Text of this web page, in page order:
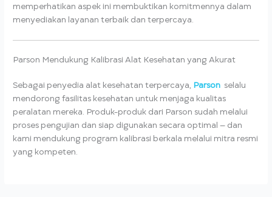
memperhatikan aspek ini membuktikan komitmennya dalam
menyediakan layanan terbaik dan terpercaya.
Parson Mendukung Kalibrasi Alat Kesehatan yang Akurat
Sebagai penyedia alat kesehatan terpercaya, Parson selalu
mendorong fasilitas kesehatan untuk menjaga kualitas
peralatan mereka. Produk-produk dari Parson sudah melalui
proses pengujian dan siap digunakan secara optimal — dan
kami mendukung program kalibrasi berkala melalui mitra resmi
yang kompeten.